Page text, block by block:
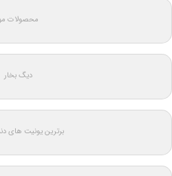
محصولات
دیگ بخار
برترین یونیت های